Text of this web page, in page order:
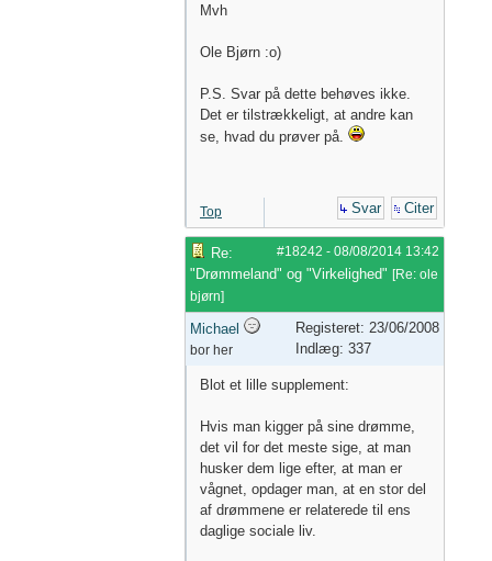
Mvh
Ole Bjørn :o)
P.S. Svar på dette behøves ikke.
Det er tilstrækkeligt, at andre kan
se, hvad du prøver på.
Top Svar Citer
#18242 - 08/08/2014 13:42
Re:
"Drømmeland" og "Virkelighed" [Re: ole
bjørn]
Michael
bor her
Registeret: 23/06/2008
Indlæg: 337
Blot et lille supplement:
Hvis man kigger på sine drømme,
det vil for det meste sige, at man
husker dem lige efter, at man er
vågnet, opdager man, at en stor del
af drømmene er relaterede til ens
daglige sociale liv.